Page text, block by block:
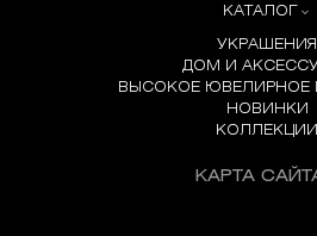
КАТАЛОГ
УКРАШЕНИЯ
ДОМ И
ВЫСОКОЕ ЮВЕЛИРНОЕ
НОВИНКИ
КОЛЛЕКЦИИ
КАРТА